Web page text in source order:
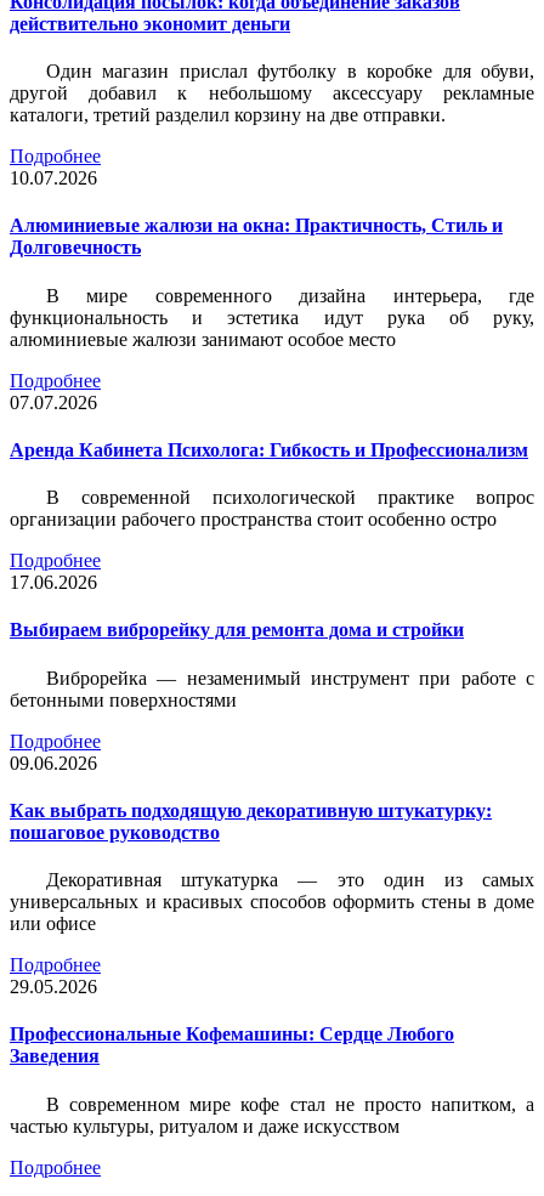
действительно экономит деньги
Один магазин прислал футболку в коробке для обуви,
другой добавил к небольшому аксессуару рекламные
каталоги, третий разделил корзину на две отправки.
Подробнее
10.07.2026
Алюминиевые жалюзи на окна: Практичность, Стиль и
Долговечность
В мире современного дизайна интерьера, где
функциональность и эстетика идут рука об руку,
алюминиевые жалюзи занимают особое место
Подробнее
07.07.2026
Аренда Кабинета Психолога: Гибкость и Профессионализм
В современной психологической практике вопрос
организации рабочего пространства стоит особенно остро
Подробнее
17.06.2026
Выбираем виброрейку для ремонта дома и стройки
Виброрейка — незаменимый инструмент при работе с
бетонными поверхностями
Подробнее
09.06.2026
Как выбрать подходящую декоративную штукатурку:
пошаговое руководство
Декоративная штукатурка — это один из самых
универсальных и красивых способов оформить стены в доме
или офисе
Подробнее
29.05.2026
Профессиональные Кофемашины: Сердце Любого
Заведения
В современном мире кофе стал не просто напитком, а
частью культуры, ритуалом и даже искусством
Подробнее